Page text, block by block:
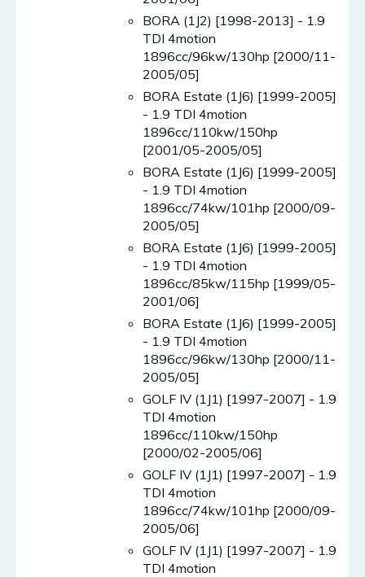
BORA (1J2) [1998-2013] - 1.9
TDI 4motion
1896cc/96kw/130hp [2000/11-
2005/05]
BORA Estate (1J6) [1999-2005]
- 1.9 TDI 4motion
1896cc/110kw/150hp
[2001/05-2005/05]
BORA Estate (1J6) [1999-2005]
- 1.9 TDI 4motion
1896cc/74kw/101hp [2000/09-
2005/05]
BORA Estate (1J6) [1999-2005]
- 1.9 TDI 4motion
1896cc/85kw/115hp [1999/05-
2001/06]
BORA Estate (1J6) [1999-2005]
- 1.9 TDI 4motion
1896cc/96kw/130hp [2000/11-
2005/05]
GOLF IV (1J1) [1997-2007] - 1.9
TDI 4motion
1896cc/110kw/150hp
[2000/02-2005/06]
GOLF IV (1J1) [1997-2007] - 1.9
TDI 4motion
1896cc/74kw/101hp [2000/09-
2005/06]
GOLF IV (1J1) [1997-2007] - 1.9
TDI 4motion